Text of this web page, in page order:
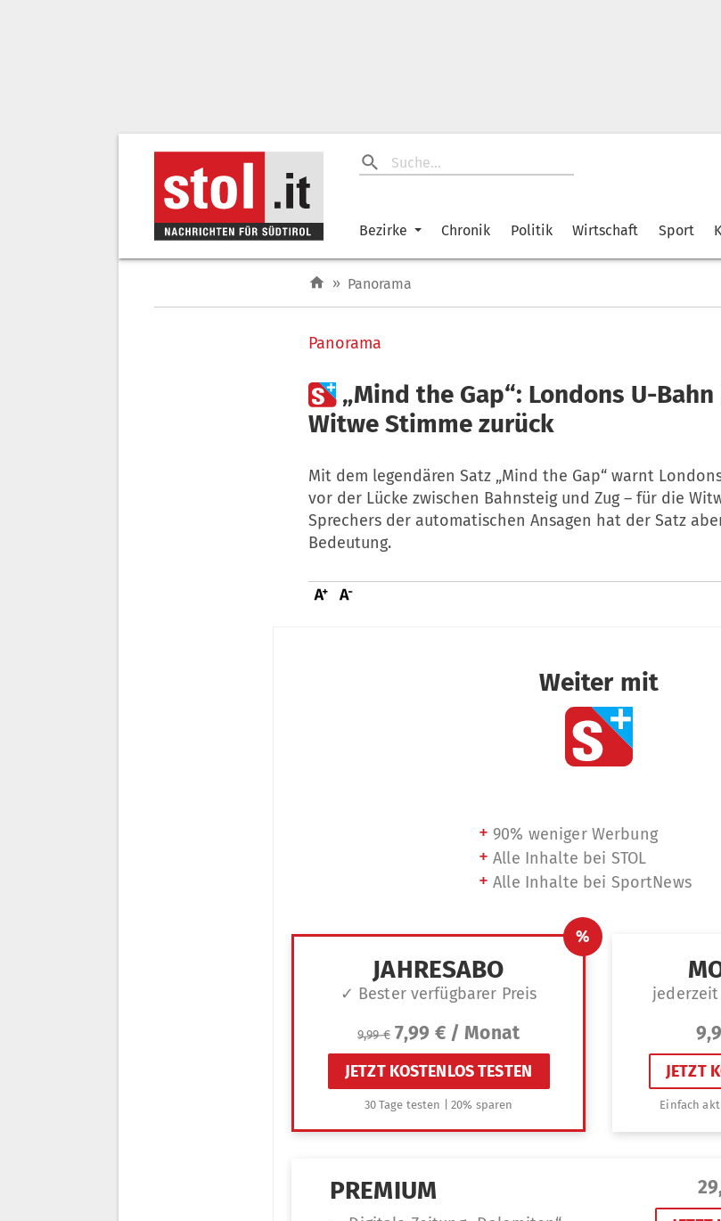
Bezirke Chronik Politik Wirtschaft Sport
» Panorama
Panorama
 „Mind the Gap“: Londons U-
Witwe Stimme zurück
Mit dem legendären Satz „Mind the Gap“ warnt
vor der Lücke zwischen Bahnsteig und Zug – für die
Sprechers der automatischen Ansagen hat der Satz
Bedeutung.